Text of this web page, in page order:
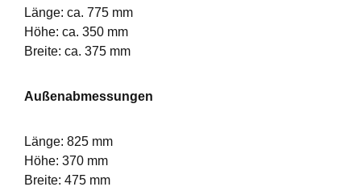
Länge: ca. 775 mm
Höhe: ca. 350 mm
Breite: ca. 375 mm
Außenabmessungen
Länge: 825 mm
Höhe: 370 mm
Breite: 475 mm